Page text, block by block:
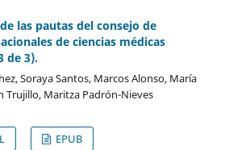
las pautas del consejo de
de ciencias médicas
de 3).
Soraya Santos, Marcos Alonso, María
Trujillo, Maritza Padrón-Nieves
EPUB